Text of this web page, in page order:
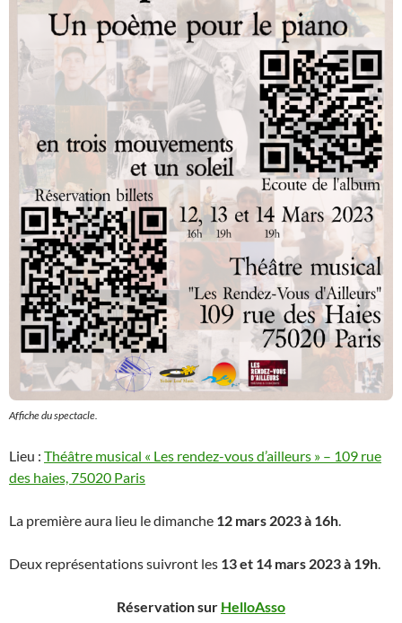
Affiche du spectacle.
Lieu : Théâtre musical « Les rendez-vous d’ailleurs » – 109 rue
des haies, 75020 Paris
La première aura lieu le dimanche 12 mars 2023 à 16h.
Deux représentations suivront les 13 et 14 mars 2023 à 19h.
Réservation sur HelloAsso